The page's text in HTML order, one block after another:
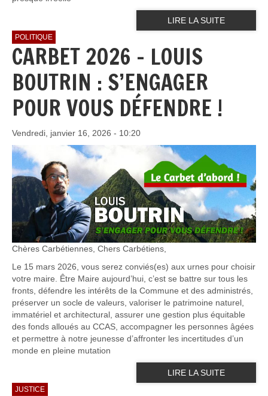
LIRE LA SUITE
POLITIQUE
CARBET 2026 - LOUIS
BOUTRIN : S’ENGAGER
POUR VOUS DÉFENDRE !
Vendredi, janvier 16, 2026 - 10:20
Chères Carbétiennes, Chers Carbétiens,
Le 15 mars 2026, vous serez conviés(es) aux urnes pour choisir
votre maire. Être Maire aujourd’hui, c’est se battre sur tous les
fronts, défendre les intérêts de la Commune et des administrés,
préserver un socle de valeurs, valoriser le patrimoine naturel,
immatériel et architectural, assurer une gestion plus équitable
des fonds alloués au CCAS, accompagner les personnes âgées
et permettre à notre jeunesse d’affronter les incertitudes d’un
monde en pleine mutation
LIRE LA SUITE
JUSTICE